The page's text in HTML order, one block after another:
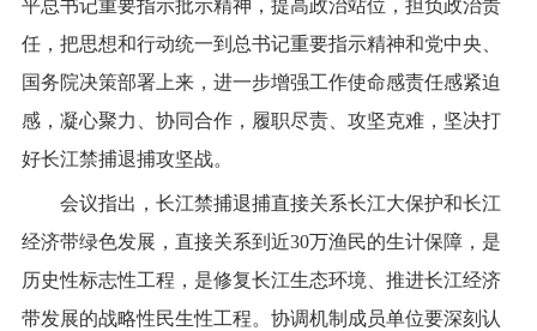
平总书记重要指示批示精神，提高政治站位，担负政治责
任，把思想和行动统一到总书记重要指示精神和党中央、
国务院决策部署上来，进一步增强工作使命感责任感紧迫
感，凝心聚力、协同合作，履职尽责、攻坚克难，坚决打
好长江禁捕退捕攻坚战。
会议指出，长江禁捕退捕直接关系长江大保护和长江
经济带绿色发展，直接关系到近30万渔民的生计保障，是
历史性标志性工程，是修复长江生态环境、推进长江经济
带发展的战略性民生性工程。协调机制成员单位要深刻认